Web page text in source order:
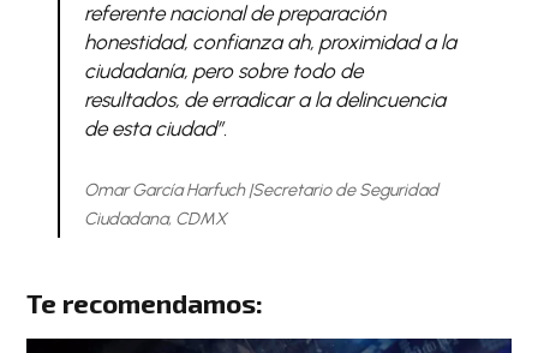
referente nacional de preparación
honestidad, confianza ah, proximidad a la
ciudadanía, pero sobre todo de
resultados, de erradicar a la delincuencia
de esta ciudad”.
Omar García Harfuch |Secretario de Seguridad
Ciudadana, CDMX
Te recomendamos: